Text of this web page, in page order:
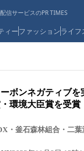
信サービスのPR TIMES
ィーファッションライフ
ボンネガティブを
環境大臣賞を受賞
・釜石森林組合・二